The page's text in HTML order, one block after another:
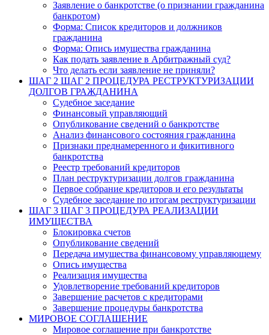
Заявление о банкротстве (о признании гражданина
банкротом)
Форма: Список кредиторов и должников
гражданина
Форма: Опись имущества гражданина
Как подать заявление в Арбитражный суд?
Что делать если заявление не приняли?
ШАГ 2 ШАГ 2 ПРОЦЕДУРА РЕСТРУКТУРИЗАЦИИ
ДОЛГОВ ГРАЖДАНИНА
Судебное заседание
Финансовый управляющий
Опубликование сведений о банкротстве
Анализ финансового состояния гражданина
Признаки преднамеренного и фикитивного
банкротства
Реестр требований кредиторов
План реструктуризации долгов гражданина
Первое собрание кредиторов и его результаты
Судебное заседание по итогам реструктуризации
ШАГ 3 ШАГ 3 ПРОЦЕДУРА РЕАЛИЗАЦИИ
ИМУЩЕСТВА
Блокировка счетов
Опубликование сведений
Передача имущества финансовому управляющему
Опись имущества
Реализация имущества
Удовлетворение требований кредиторов
Завершение расчетов с кредиторами
Завершение процедуры банкротства
МИРОВОЕ СОГЛАШЕНИЕ
Мировое соглашение при банкротстве